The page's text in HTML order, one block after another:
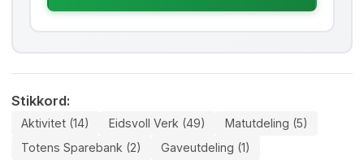
Stikkord:
Aktivitet (14) Eidsvoll Verk (49)
Matutdeling (5)
Totens Sparebank (2)
Gaveutdeling (1)